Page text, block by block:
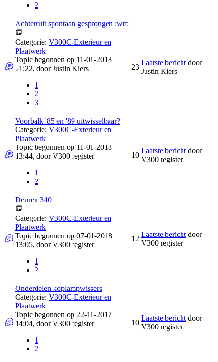
2
Achterruit spontaan gesprongen :wtf:
Categorie: V300C-Exterieur en
Plaatwerk
Topic begonnen op 11-01-2018
21:22, doorJustin Kiers
1
2
3
23
Laatste bericht door
Justin Kiers
Voorbalk '85 en '89 uitwisselbaar?
Categorie: V300C-Exterieur en
Plaatwerk
Topic begonnen op 11-01-2018
13:44, doorV300 register
1
2
10
Laatste bericht door
V300 register
Deuren 340
Categorie: V300C-Exterieur en
Plaatwerk
Topic begonnen op 07-01-2018
13:05, doorV300 register
1
2
12
Laatste bericht door
V300 register
Onderdelen koplampwissers
Categorie: V300C-Exterieur en
Plaatwerk
Topic begonnen op 22-11-2017
14:04, doorV300 register
1
2
10
Laatste bericht door
V300 register